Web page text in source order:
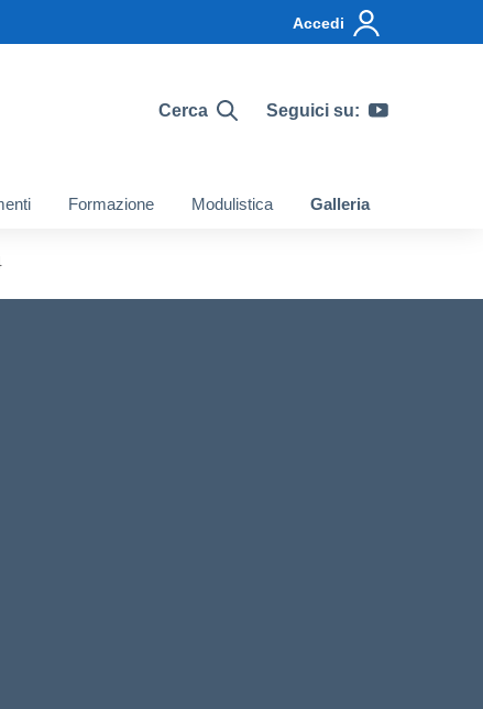
Accedi
Cerca Seguici su:
Formazione Modulistica Galleria